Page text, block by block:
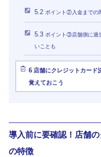
5.2 ポイント②入金までの
5.3 ポイント③店舗側に過
いことも
6店舗にクレジットカード
覚えておこう
導入前に要確認！店舗
の特徴